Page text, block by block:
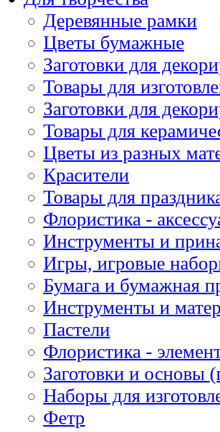
Деревянные рамки
Цветы бумажные
Заготовки для
Товары для
Заготовки для
Товары для
Цветы из разных
Красители
Товары для
Флористика -
Инструменты и
Игры, игровые
Бумага и бумажная
Инструменты и
Пастели
Флористика -
Заготовки и основы
Наборы для
Фетр